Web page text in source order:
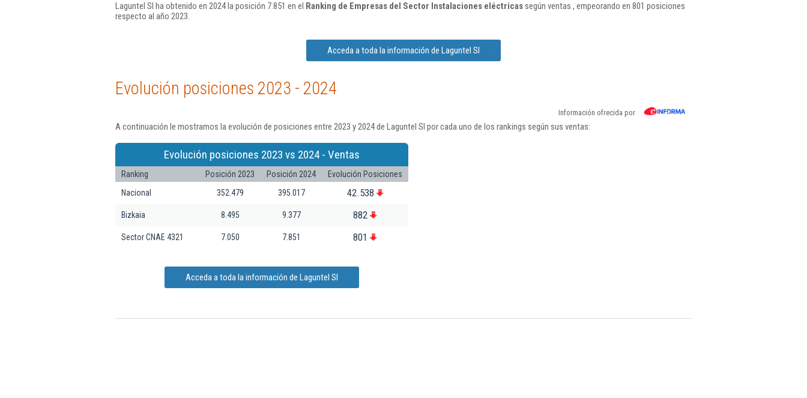
Laguntel Sl ha obtenido en 2024 la posición 7.851 en el Ranking de Empresas del Sector Instalaciones eléctricassegún ventas , empeorando en 801 posiciones
respecto al año 2023.
Acceda a toda la información de Laguntel Sl
Evolución posiciones 2023 - 2024
Información ofrecida por
A continuación le mostramos la evolución de posiciones entre 2023 y 2024 de Laguntel Sl por cada uno de los rankings según sus ventas:
Evolución posiciones 2023 vs 2024 - Ventas
Ranking Posición 2023 Posición 2024
Evolución Posiciones
Nacional
352.479 395.017 42.538
Bizkaia 8.495 9.377 882
Sector CNAE 4321 7.050 7.851 801
Acceda a toda la información de Laguntel Sl